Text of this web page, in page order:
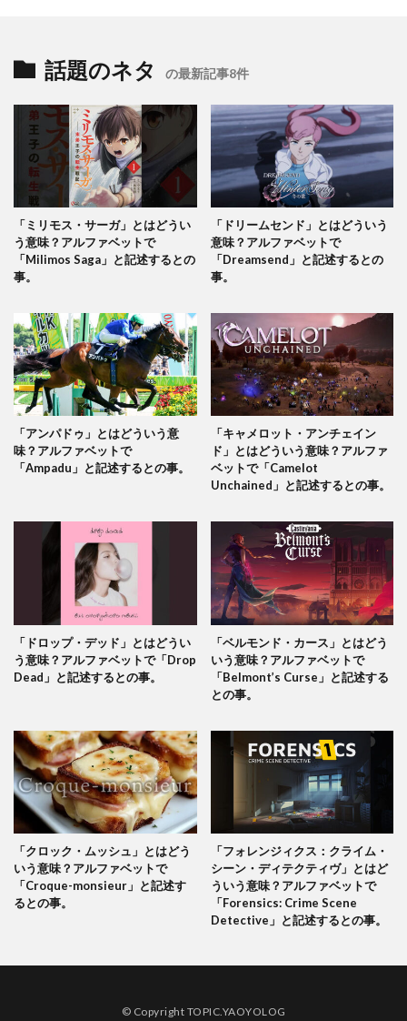
話題のネタ の最新記事8件
「ミリモス・サーガ」とはどうい
う意味？アルファベットで
「Milimos Saga」と記述するとの
事。
「ドリームセンド」とはどういう
意味？アルファベットで
「Dreamsend」と記述するとの
事。
「アンパドゥ」とはどういう意
味？アルファベットで
「Ampadu」と記述するとの事。
「キャメロット・アンチェイン
ド」とはどういう意味？アルファ
ベットで「Camelot
Unchained」と記述するとの事。
「ドロップ・デッド」とはどうい
う意味？アルファベットで「Drop
Dead」と記述するとの事。
「ベルモンド・カース」とはどう
いう意味？アルファベットで
「Belmont’s Curse」と記述する
との事。
「クロック・ムッシュ」とはどう
いう意味？アルファベットで
「Croque-monsieur」と記述す
るとの事。
「フォレンジィクス：クライム・
シーン・ディテクティヴ」とはど
ういう意味？アルファベットで
「Forensics: Crime Scene
Detective」と記述するとの事。
© Copyright TOPIC.YAOYOLOG